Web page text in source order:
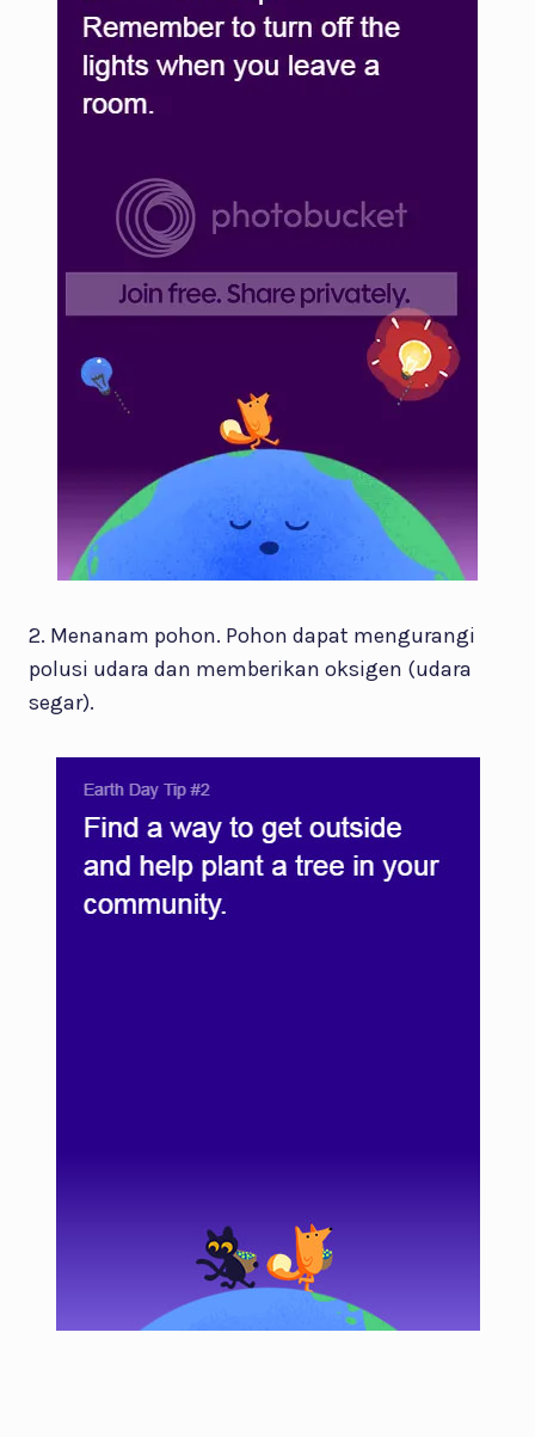
2. Menanam pohon. Pohon dapat mengurangi
polusi udara dan memberikan oksigen (udara
segar).